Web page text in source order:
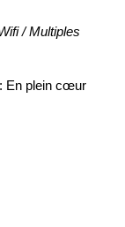
/ Multiples
En plein cœur